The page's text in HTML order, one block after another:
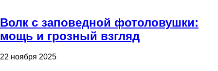
Волк с заповедной фотоловушки:
мощь и грозный взгляд
22 ноября 2025